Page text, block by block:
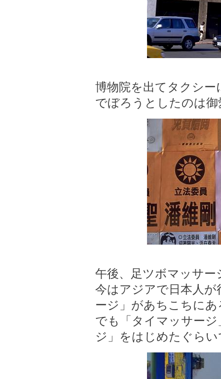
博物院を出てタクシ
でぼろうとしたのは御
午後、足ツボマッサー
今はアジアで日本人
ージ」があちこちに
でも「タイマッサー
ジ」をはじめたぐら